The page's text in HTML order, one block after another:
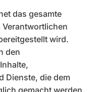
das gesamte
wird.
den
Dienste, die dem